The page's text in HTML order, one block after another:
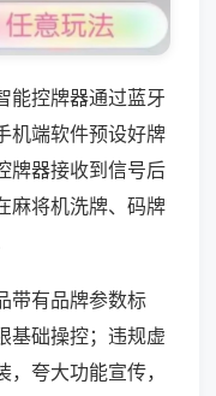
能控牌器通过蓝牙
机端软件预设好牌
牌器接收到信号后
麻将机洗牌、码牌
带有品牌参数标
基础操控；违规虚
夸大功能宣传，